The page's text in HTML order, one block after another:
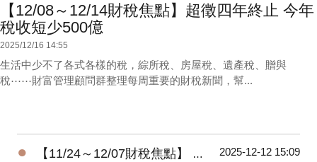
【12/08～12/14財稅焦點】超徵四年終止 今年
稅收短少500億
2025/12/16 14:55
生活中少不了各式各樣的稅，綜所稅、房屋稅、遺產稅、贈與
稅⋯⋯財富管理顧問群整理每周重要的財稅新聞，幫...
● 【11/24～12/07財稅焦點】 暖心減負擔-所得稅及貨物稅惠民措施 2025-12-12 15:09